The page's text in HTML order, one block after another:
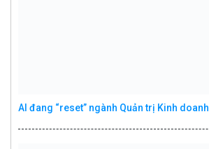
AI đang “reset” ngành Quản trị Kinh doanh